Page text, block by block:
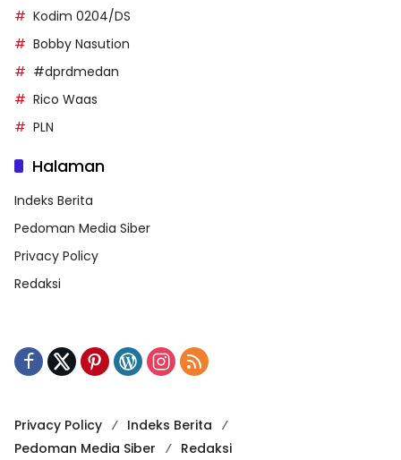
Kodim 0204/DS
Bobby Nasution
#dprdmedan
Rico Waas
PLN
Halaman
Indeks Berita
Pedoman Media Siber
Privacy Policy
Redaksi
Privacy Policy
Indeks Berita
Pedoman Media Siber
Redaksi